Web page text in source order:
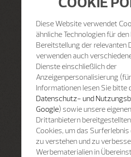
Diese Website verwendet
ähnliche Technologien für
Bereitstellung der relevanten
verwenden auch
Dienste einschließlich der
Anzeigenpersonalisierung
Informationen lesen Sie bitte
Datenschutz- und
Google) sowie unsere
Drittanbietern
Cookies, um das
zu verstehen und zu
Werbematerialien in